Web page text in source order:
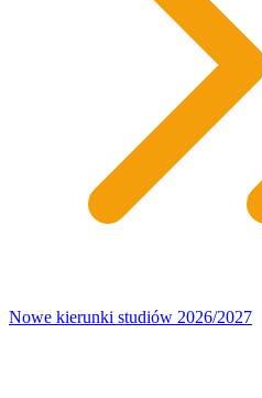
Nowe kierunki studiów 2026/2027